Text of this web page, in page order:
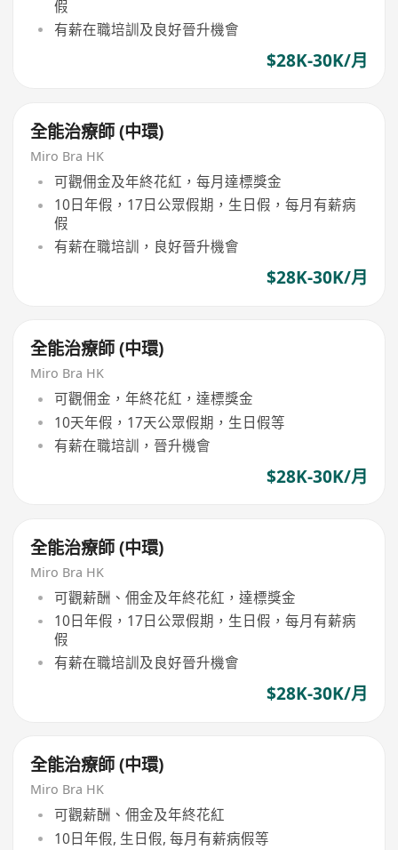
假
有薪在職培訓及良好晉升機會
$28K-30K/月
全能治療師 (中環)
Miro Bra HK
可觀佣金及年終花紅，每月達標獎金
10日年假，17日公眾假期，生日假，每月有薪病
假
有薪在職培訓，良好晉升機會
$28K-30K/月
全能治療師 (中環)
Miro Bra HK
可觀佣金，年終花紅，達標獎金
10天年假，17天公眾假期，生日假等
有薪在職培訓，晉升機會
$28K-30K/月
全能治療師 (中環)
Miro Bra HK
可觀薪酬、佣金及年終花紅，達標獎金
10日年假，17日公眾假期，生日假，每月有薪病
假
有薪在職培訓及良好晉升機會
$28K-30K/月
全能治療師 (中環)
Miro Bra HK
可觀薪酬、佣金及年終花紅
10日年假, 生日假, 每月有薪病假等